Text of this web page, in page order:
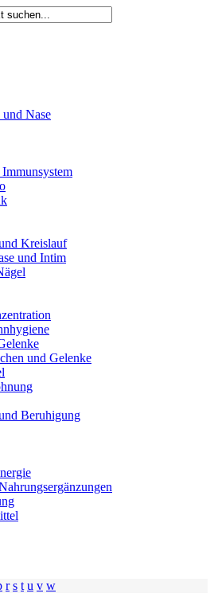
Nase
Kreislauf
und Intim
und Gelenke
Beruhigung
r s t u v w